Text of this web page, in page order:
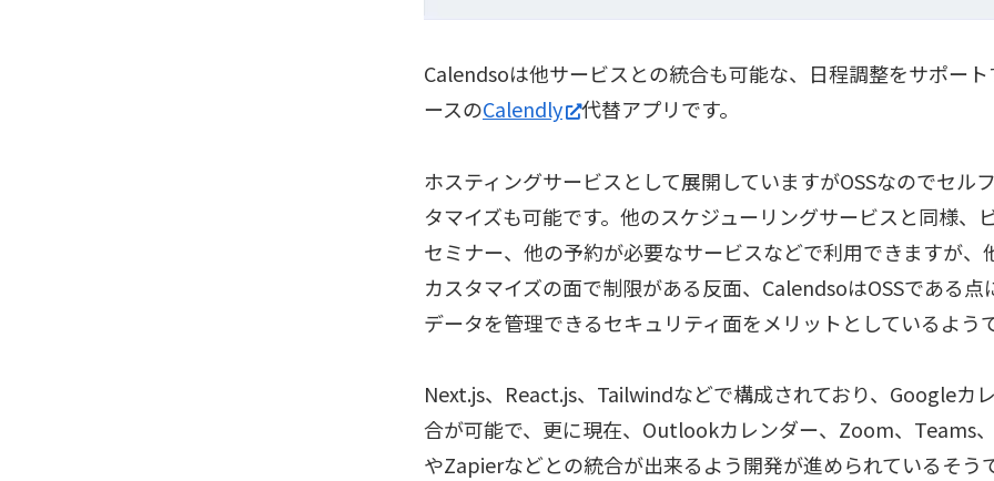
Calendsoは他サービスとの統合も可能な、日程調整をサポート
ースのCalendly 代替アプリです。
ホスティングサービスとして展開していますがOSSなのでセル
タマイズも可能です。他のスケジューリングサービスと同様、
セミナー、他の予約が必要なサービスなどで利用できますが、
カスタマイズの面で制限がある反面、CalendsoはOSSである点
データを管理できるセキュリティ面をメリットとしているようで
Next.js、React.js、Tailwindなどで構成されており、Googleカ
合が可能で、更に現在、Outlookカレンダー、Zoom、Teams
やZapierなどとの統合が出来るよう開発が進められているそうで